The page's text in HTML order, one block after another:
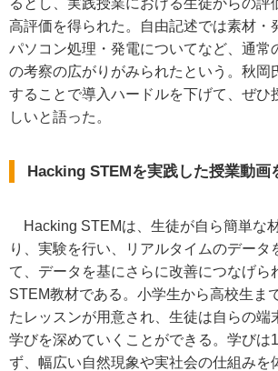
高評価を得られた。自由記述では素材・
パソコン処理・発電についてなど、通常
の考察の広がりがみられたという。秋岡
することで導入ハードルを下げて、ぜひ
しいと語った。
Hacking STEMを実践した授業動画
Hacking STEMは、生徒が自ら簡単な
り、実験を行い、リアルタイムのデータ
て、データを基にさらに改善につなげら
STEM教材である。小学生から高校生ま
たレッスンが用意され、生徒は自らの端
学びを深めていくことができる。学びは
ず、幅広い自然現象や実社会の仕組みを